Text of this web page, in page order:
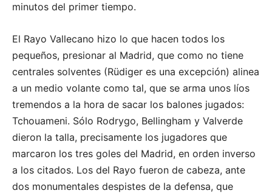
minutos del primer tiempo.
El Rayo Vallecano hizo lo que hacen todos los
pequeños, presionar al Madrid, que como no tiene
centrales solventes (Rüdiger es una excepción) alinea
a un medio volante como tal, que se arma unos líos
tremendos a la hora de sacar los balones jugados:
Tchouameni. Sólo Rodrygo, Bellingham y Valverde
dieron la talla, precisamente los jugadores que
marcaron los tres goles del Madrid, en orden inverso
a los citados. Los del Rayo fueron de cabeza, ante
dos monumentales despistes de la defensa, que